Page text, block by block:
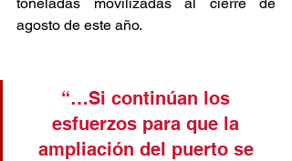
agosto de este año.
“…Si continúan los
esfuerzos para que la
ampliación del puerto se